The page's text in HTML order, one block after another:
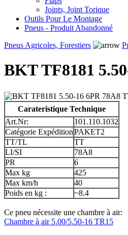
Joints, Joint Torique
Outils Pour Le Montage
Pneus - Produit Abandonné
Pneus Agricoles, Forestiers
BKT TF8181
Carateristique Technique
Art.Nr:
101.110.1032
Catégorie ExpéditionPAKET2
TT/TL
TT
LI/SI
78A8
PR
6
Max kg
425
Max km/h
40
Poids en kg :
~8.4
Ce pneu nécessite une chambre à air:
Chambre à air 5.00/5.50-16 TR15